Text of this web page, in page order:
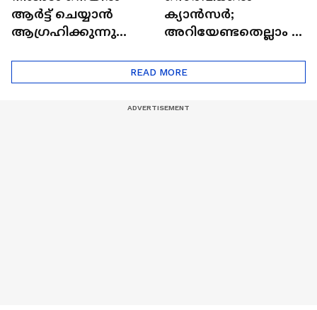
ആർട്ട് ചെയ്യാൻ
ആഗ്രഹിക്കുന്നുണ്ടോ
ട്രെൻഡിനെക്കുറിച്ച് |
Nail Art | Trends Cafe
ക്യാൻസർ;
അറിയേണ്ടതെല്ലാം |
Cancer
READ MORE